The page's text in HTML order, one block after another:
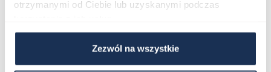
otrzymanymi od Ciebie lub uzyskanymi podczas
Zezwól na wszystkie